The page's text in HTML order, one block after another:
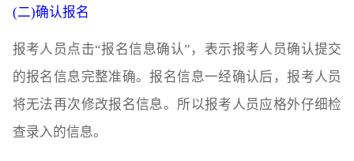
(二)确认报名
报考人员点击“报名信息确认”，表示报考人员确认提交
的报名信息完整准确。报名信息一经确认后，报考人员
将无法再次修改报名信息。所以报考人员应格外仔细检
查录入的信息。